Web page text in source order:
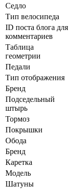
Седло
Тип велосипеда
ID поста блога для
комментариев
Таблица
геометрии
Педали
Тип отображения
Бренд
Подседельный
штырь
Тормоз
Покрышки
Обода
Бренд
Каретка
Модель
Шатуны